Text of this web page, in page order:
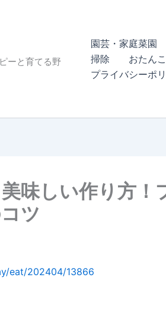
ーと育てる野
園芸・家庭菜
掃除
おたん
プライバシーポ
味しい作り方！
ツ
eat/202404/13866